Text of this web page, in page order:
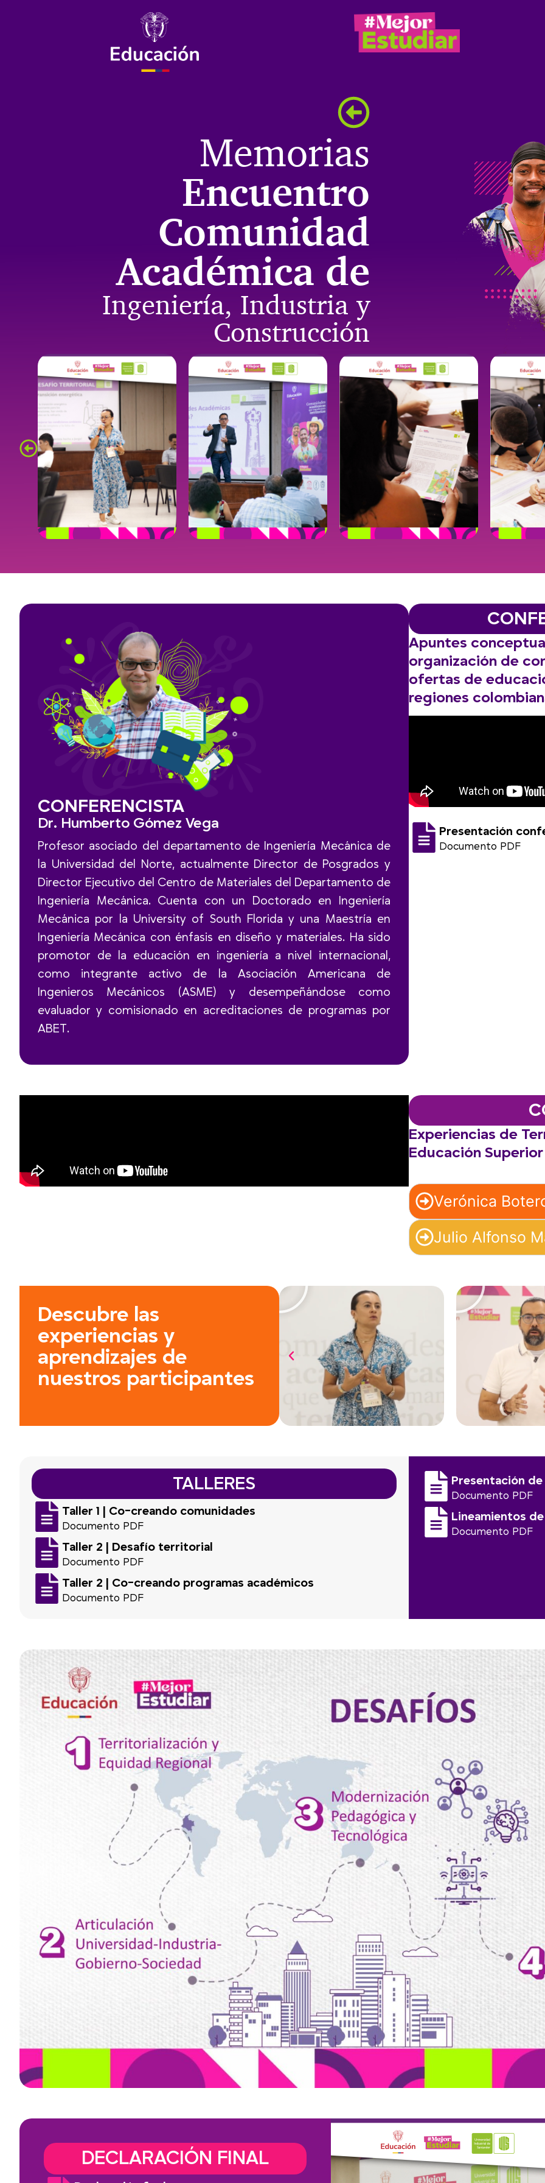
Memorias
Encuentro
Comunidad
Académica de
Ingeniería, Industria y
Construcción
CONFERENCISTA
Dr. Humberto Gómez Vega
Profesor asociado del departamento de Ingeniería Mecánica de
la Universidad del Norte, actualmente Director de Posgrados y
Director Ejecutivo del Centro de Materiales del Departamento de
Ingeniería Mecánica. Cuenta con un Doctorado en Ingeniería
Mecánica por la University of South Florida y una Maestría en
Ingeniería Mecánica con énfasis en diseño y materiales. Ha sido
promotor de la educación en ingeniería a nivel internacional,
como integrante activo de la Asociación Americana de
Ingenieros Mecánicos (ASME) y desempeñándose como
evaluador y comisionado en acreditaciones de programas por
ABET.
Apuntes
organización de
ofertas de
regiones
Presentación
Documento PDF
Verónica
Julio Alfonso
Experiencias de
Educación Superior
Descubre las
experiencias y
aprendizajes de
nuestros participantes
TALLERES
Taller 1 | Co-creando comunidades
Documento PDF
Taller 2 | Desafío territorial
Documento PDF
Taller 2 | Co-creando programas académicos
Documento PDF
Presentación
Documento PDF
Lineamientos
Documento PDF
DECLARACIÓN FINAL